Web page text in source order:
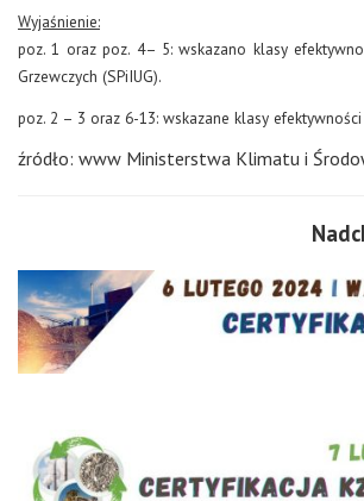
Wyjaśnienie:
poz. 1 oraz poz. 4– 5: wskazano klasy
Grzewczych (SPiIUG).
poz. 2 – 3 oraz 6-13: wskazane klasy
źródło: www Ministerstwa Klimatu i